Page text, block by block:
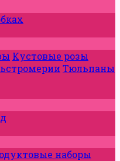
Кустовые розы
Тюльпаны
наборы